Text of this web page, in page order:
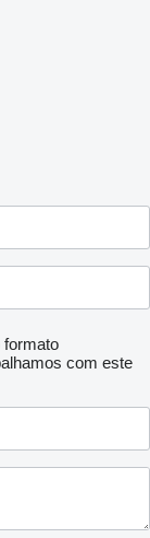
formato
com este